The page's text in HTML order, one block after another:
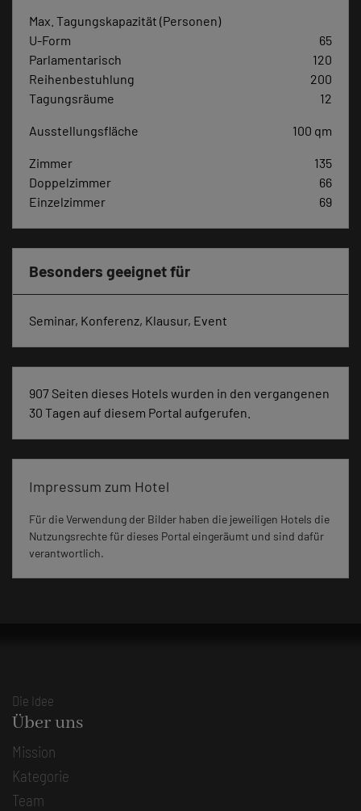
Max. Tagungskapazität (Personen)
U-Form
65
Parlamentarisch
120
Reihenbestuhlung
200
Tagungsräume
12
Ausstellungsfläche 100 qm
Zimmer
135
Doppelzimmer
66
Einzelzimmer
69
Besonders geeignet für
Seminar, Konferenz, Klausur, Event
907 Seiten dieses Hotels wurden in den vergangenen
30 Tagen auf diesem Portal aufgerufen.
Impressum zum Hotel
Für die Verwendung der Bilder haben die jeweiligen Hotels die
Nutzungsrechte für dieses Portal eingeräumt und sind dafür
verantwortlich.
Die Idee
Über uns
Mission
Kategorie
Team